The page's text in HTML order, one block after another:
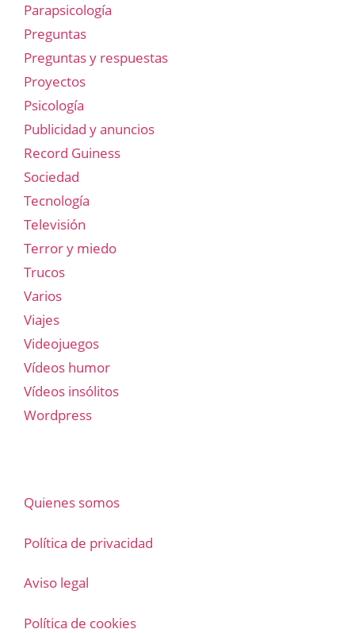
Parapsicología
Preguntas
Preguntas y respuestas
Proyectos
Psicología
Publicidad y anuncios
Record Guiness
Sociedad
Tecnología
Televisión
Terror y miedo
Trucos
Varios
Viajes
Videojuegos
Vídeos humor
Vídeos insólitos
Wordpress
Quienes somos
Política de privacidad
Aviso legal
Política de cookies